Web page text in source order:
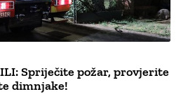
Spriječite požar, provjerite
dimnjake!